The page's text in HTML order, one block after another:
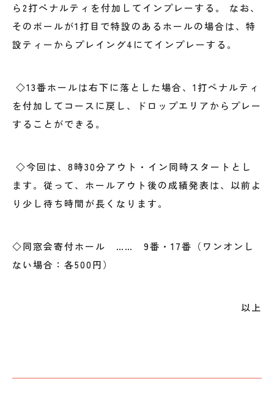
ら2打ペナルティを付加してインプレーする。 なお、
そのボールが1打目で特設のあるホールの場合は、特
設ティーからプレイング4にてインプレーする。
◇13番ホールは右下に落とした場合、1打ペナルティ
を付加してコースに戻し、ドロップエリアからプレー
することができる。
◇今回は、8時30分アウト・イン同時スタートとし
ます。従って、ホールアウト後の成績発表は、以前よ
り少し待ち時間が長くなります。
◇同窓会寄付ホール …… 9番・17番（ワンオンし
ない場合：各500円）
以上